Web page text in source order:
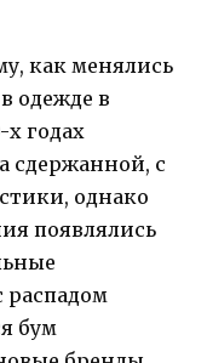
как менялись
одежде в
х годах
сдержанной, с
однако
появлялись
распадом
бум